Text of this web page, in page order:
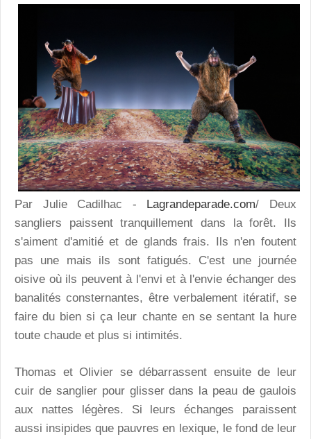
Par Julie Cadilhac - Lagrandeparade.com/ Deux
sangliers paissent tranquillement dans la forêt. Ils
s'aiment d'amitié et de glands frais. Ils n'en foutent
pas une mais ils sont fatigués. C'est une journée
oisive où ils peuvent à l'envi et à l'envie échanger des
banalités consternantes, être verbalement itératif, se
faire du bien si ça leur chante en se sentant la hure
toute chaude et plus si intimités.
Thomas et Olivier se débarrassent ensuite de leur
cuir de sanglier pour glisser dans la peau de gaulois
aux nattes légères. Si leurs échanges paraissent
aussi insipides que pauvres en lexique, le fond de leur